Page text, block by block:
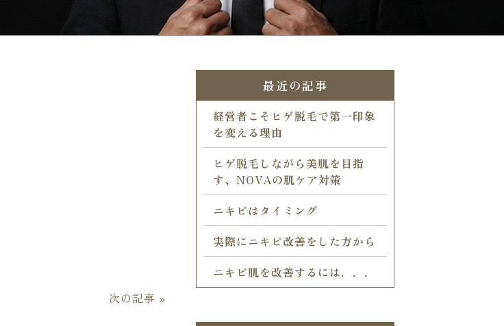
次の記事 »
最近の記事
経営者こそヒゲ脱毛で第一印象
を変える理由
ヒゲ脱毛しながら美肌を目指
す、NOVAの肌ケア対策
ニキビはタイミング
実際にニキビ改善をした方から
ニキビ肌を改善するには．．．